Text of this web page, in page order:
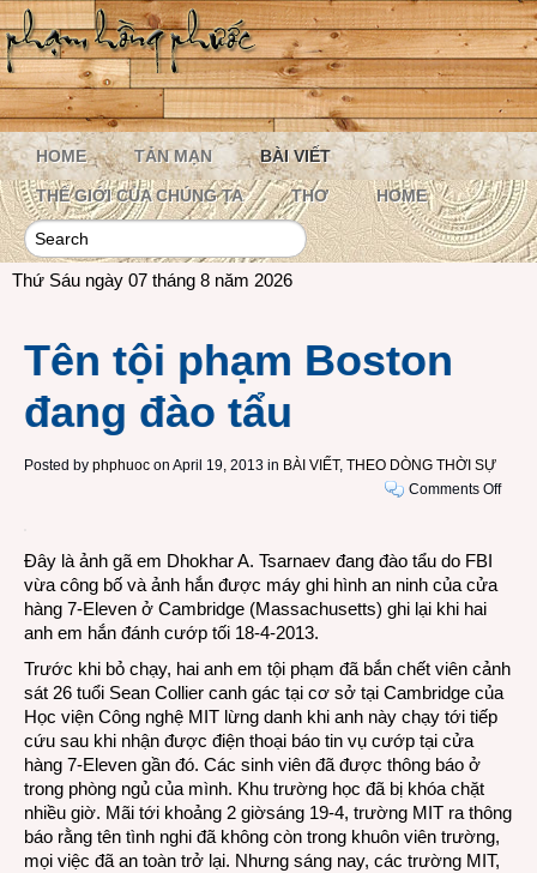
HOME TẢN MẠN BÀI VIẾT
THẾ GIỚI CỦA CHÚNG TA THƠ HOME
Thứ Sáu ngày 07 tháng 8 năm 2026
Tên tội phạm Boston
đang đào tẩu
Posted by phphuoc on April 19, 2013 in BÀI VIẾT, THEO DÒNG THỜI SỰ
Comments Offon
Đây là ảnh gã em Dhokhar A. Tsarnaev đang đào tẩu do FBI
vừa công bố và ảnh hắn được máy ghi hình an ninh của cửa
hàng 7-Eleven ở Cambridge (Massachusetts) ghi lại khi hai
anh em hắn đánh cướp tối 18-4-2013.
Trước khi bỏ chạy, hai anh em tội phạm đã bắn chết viên cảnh
sát 26 tuổi Sean Collier canh gác tại cơ sở tại Cambridge của
Học viện Công nghệ MIT lừng danh khi anh này chạy tới tiếp
cứu sau khi nhận được điện thoại báo tin vụ cướp tại cửa
hàng 7-Eleven gần đó. Các sinh viên đã được thông báo ở
trong phòng ngủ của mình. Khu trường học đã bị khóa chặt
nhiều giờ. Mãi tới khoảng 2 giờsáng 19-4, trường MIT ra thông
báo rằng tên tình nghi đã không còn trong khuôn viên trường,
mọi việc đã an toàn trở lại. Nhưng sáng nay, các trường MIT,